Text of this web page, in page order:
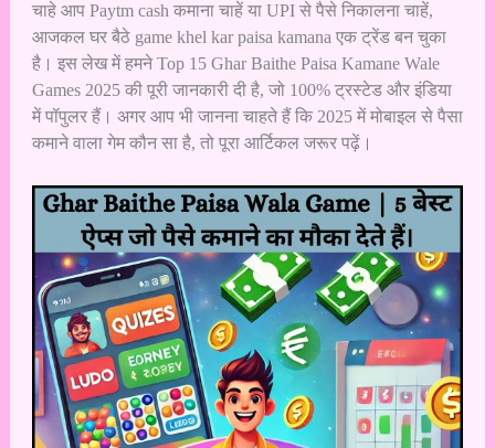
चाहे आप Paytm cash कमाना चाहें या UPI से पैसे निकालना चाहें,
आजकल घर बैठे game khel kar paisa kamana एक ट्रेंड बन चुका
है। इस लेख में हमने Top 15 Ghar Baithe Paisa Kamane Wale
Games 2025 की पूरी जानकारी दी है, जो 100% ट्रस्टेड और इंडिया
में पॉपुलर हैं। अगर आप भी जानना चाहते हैं कि 2025 में मोबाइल से पैसा
कमाने वाला गेम कौन सा है, तो पूरा आर्टिकल जरूर पढ़ें।